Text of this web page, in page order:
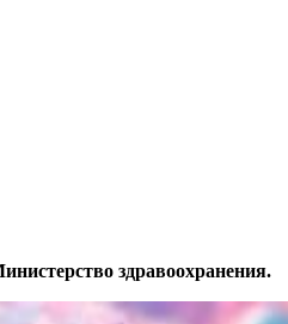
здравоохранения.